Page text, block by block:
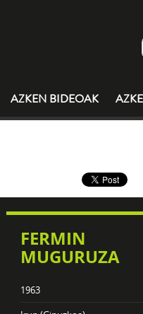
AZKEN BIDEOAK
FERMIN
MUGURUZA
1963